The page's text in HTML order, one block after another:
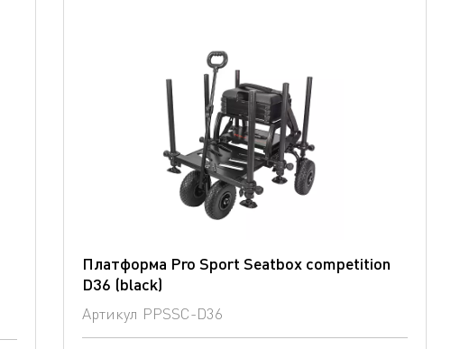
Платформа Pro Sport Seatbox competition
D36 (blaсk)
Артикул PPSSC-D36